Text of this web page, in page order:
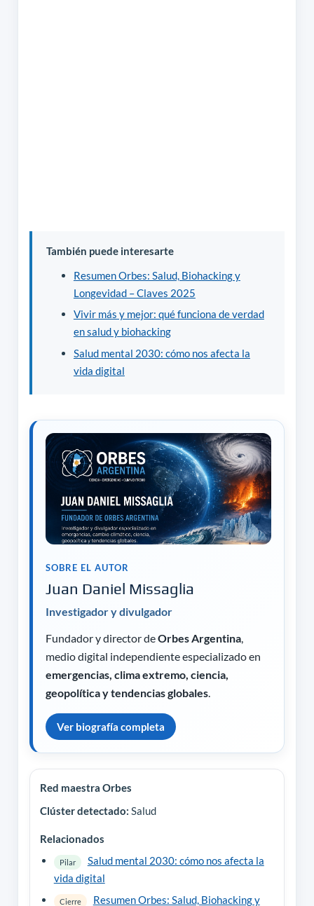
También puede interesarte
Resumen Orbes: Salud, Biohacking y
Longevidad – Claves 2025
Vivir más y mejor: qué funciona de verdad
en salud y biohacking
Salud mental 2030: cómo nos afecta la
vida digital
SOBRE EL AUTOR
Juan Daniel Missaglia
Investigador y divulgador
Fundador y director deOrbes Argentina,
medio digital independiente especializado en
emergencias, clima extremo, ciencia,
geopolítica y tendencias globales.
Ver biografía completa
Red maestra Orbes
Clúster detectado: Salud
Relacionados
Pilar
Salud mental 2030: cómo nos afecta la
vida digital
Cierre
Resumen Orbes: Salud, Biohacking y